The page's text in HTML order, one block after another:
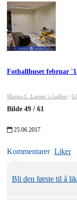
Fotballhuset februar
Marius L. Larsen 's Galleri /
Bilde 49 / 61
25.06.2017
Kommentarer Liker
Bli den første til å